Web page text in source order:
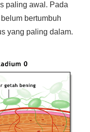
paling awal. Pada
bertumbuh
yang paling dalam.